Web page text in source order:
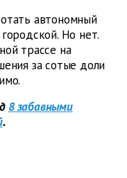
автономный
Но нет.
трассе на
за сотые доли
8 забавными
.